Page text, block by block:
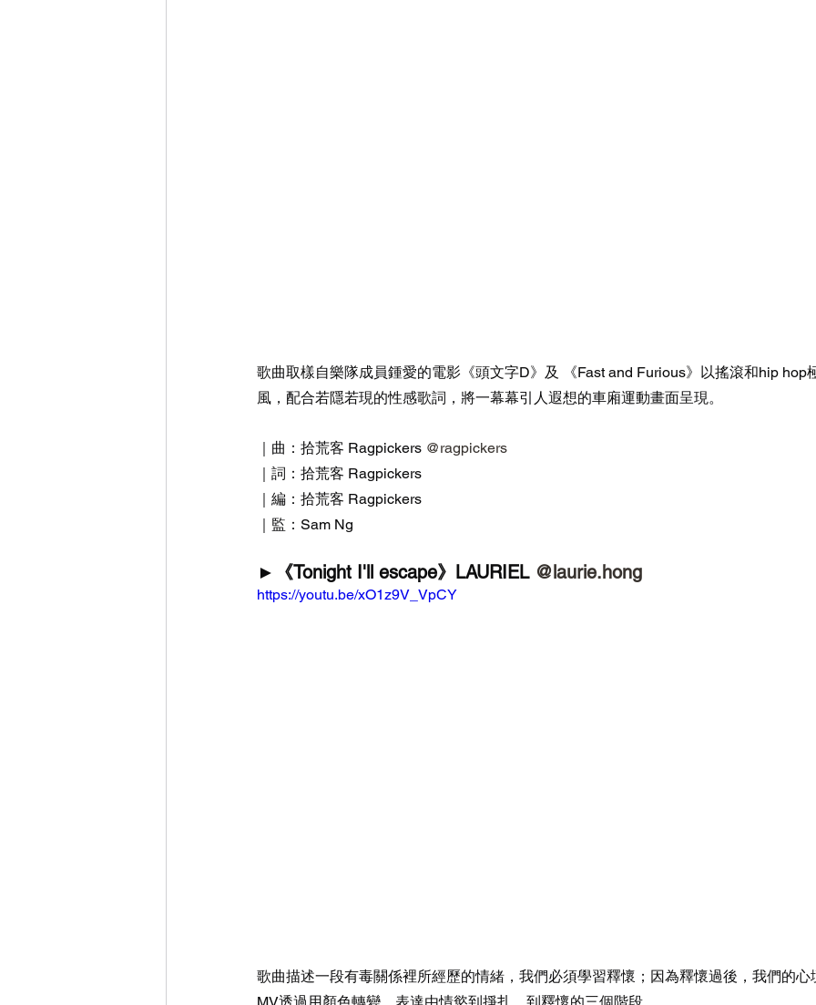
歌曲取樣自樂隊成員鍾愛的電影《頭文字D》及 《Fast and Furious》以搖滾和hip hop
風，配合若隱若現的性感歌詞，將一幕幕引人遐想的車廂運動畫面呈現。
｜曲：拾荒客 Ragpickers @ragpickers
｜詞：拾荒客 Ragpickers
｜編：拾荒客 Ragpickers
｜監：Sam Ng
►《Tonight I'll escape》LAURIEL @laurie.hong
https://youtu.be/xO1z9V_VpCY
歌曲描述一段有毒關係裡所經歷的情緒，我們必須學習釋懷；因為釋懷過後，我們的心